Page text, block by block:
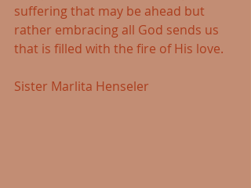
suffering that may be ahead but
rather embracing all God sends us
that is filled with the fire of His love.
Sister Marlita Henseler